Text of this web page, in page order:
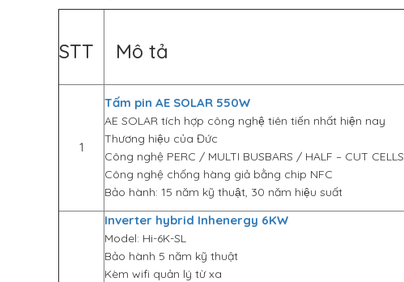
STT Mô tả
1
Tấm pin AE SOLAR 550W
AE SOLAR tích hợp công nghệ tiên tiến nhất hiện nay
Thương hiệu của Đức
Công nghệ PERC / MULTI BUSBARS / HALF – CUT CELLS
Công nghệ chống hàng giả bằng chip NFC
Bảo hành: 15 năm kỹ thuật, 30 năm hiệu suất
Inverter hybrid Inhenergy 6KW
Model: Hi-6K-SL
Bảo hành 5 năm kỹ thuật
Kèm wifi quản lý từ xa